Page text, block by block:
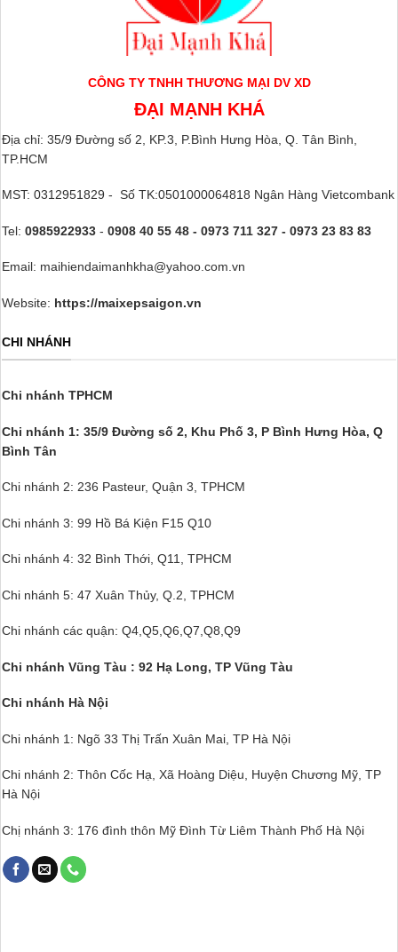
CÔNG TY TNHH THƯƠNG MẠI DV XD
ĐẠI MẠNH KHÁ
Địa chỉ: 35/9 Đường số 2, KP.3, P.Bình Hưng Hòa, Q. Tân Bình,
TP.HCM
MST: 0312951829 - Số TK:0501000064818 Ngân Hàng Vietcombank
Tel: 0985922933 - 0908 40 55 48 - 0973 711 327 - 0973 23 83 83
Email: maihiendaimanhkha@yahoo.com.vn
Website: https://maixepsaigon.vn
CHI NHÁNH
Chi nhánh TPHCM
Chi nhánh 1: 35/9 Đường số 2, Khu Phố 3, P Bình Hưng Hòa, Q
Bình Tân
Chi nhánh 2: 236 Pasteur, Quận 3, TPHCM
Chi nhánh 3: 99 Hồ Bá Kiện F15 Q10
Chi nhánh 4: 32 Bình Thới, Q11, TPHCM
Chi nhánh 5: 47 Xuân Thủy, Q.2, TPHCM
Chi nhánh các quận: Q4,Q5,Q6,Q7,Q8,Q9
Chi nhánh Vũng Tàu : 92 Hạ Long, TP Vũng Tàu
Chi nhánh Hà Nội
Chi nhánh 1: Ngõ 33 Thị Trấn Xuân Mai, TP Hà Nội
Chi nhánh 2: Thôn Cốc Hạ, Xã Hoàng Diệu, Huyện Chương Mỹ, TP
Hà Nội
Chị nhánh 3: 176 đình thôn Mỹ Đình Từ Liêm Thành Phố Hà Nội